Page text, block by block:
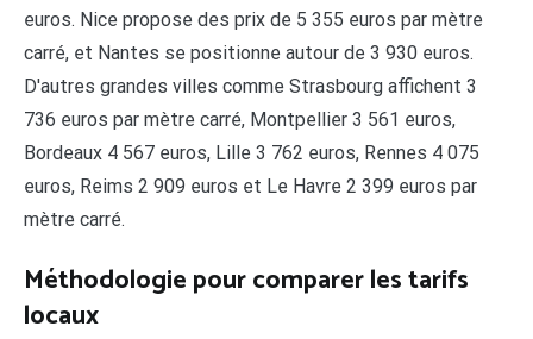
euros. Nice propose des prix de 5 355 euros par mètre
carré, et Nantes se positionne autour de 3 930 euros.
D'autres grandes villes comme Strasbourg affichent 3
736 euros par mètre carré, Montpellier 3 561 euros,
Bordeaux 4 567 euros, Lille 3 762 euros, Rennes 4 075
euros, Reims 2 909 euros et Le Havre 2 399 euros par
mètre carré.
Méthodologie pour comparer les tarifs
locaux